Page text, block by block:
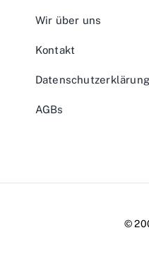
Wir über uns
Kontakt
Datenschutzerklärung
AGBs
©